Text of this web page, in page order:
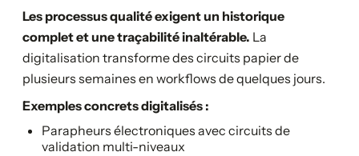
Les processus qualité exigent un historique
complet et une traçabilité inaltérable. La
digitalisation transforme des circuits papier de
plusieurs semaines en workflows de quelques jours.
Exemples concrets digitalisés :
Parapheurs électroniques avec circuits de
validation multi-niveaux